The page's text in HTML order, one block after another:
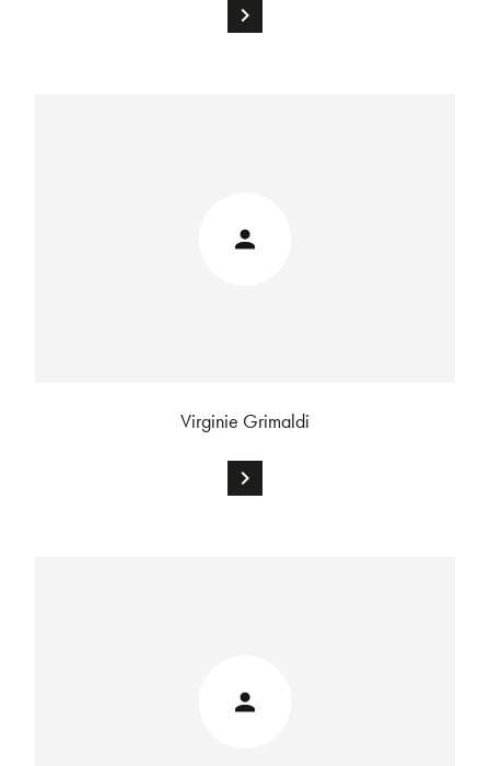
chevron_right
Virginie Grimaldi
chevron_right